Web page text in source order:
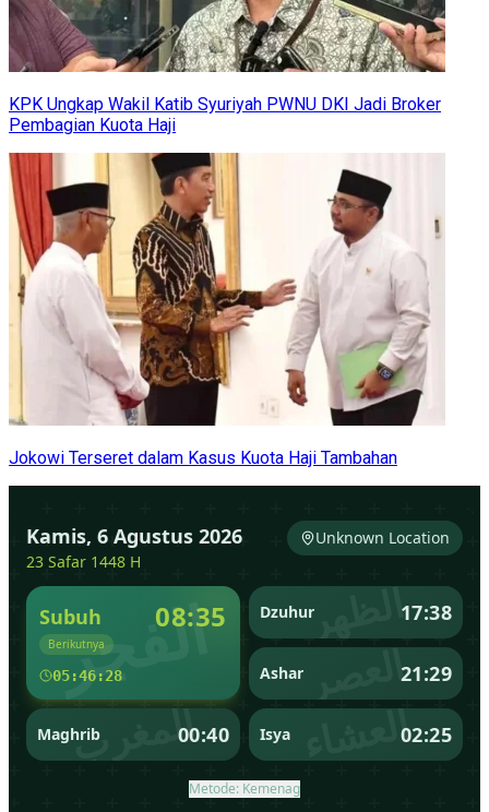
KPK Ungkap Wakil Katib Syuriyah PWNU DKI Jadi Broker
Pembagian Kuota Haji
Jokowi Terseret dalam Kasus Kuota Haji Tambahan